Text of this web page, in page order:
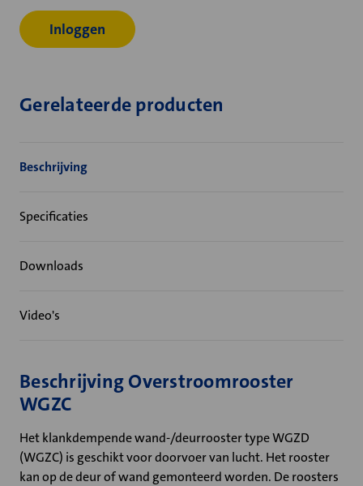
Inloggen
Gerelateerde producten
Beschrijving
Specificaties
Downloads
Video's
Beschrijving Overstroomrooster
WGZC
Het klankdempende wand-/deurrooster type WGZD
(WGZC) is geschikt voor doorvoer van lucht. Het rooster
kan op de deur of wand gemonteerd worden. De roosters